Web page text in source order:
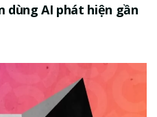
dùng AI phát hiện gần